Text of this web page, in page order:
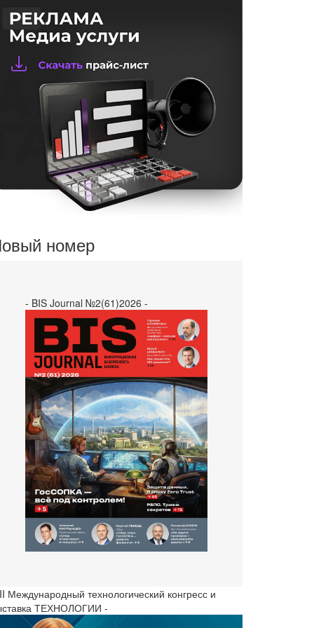
номер
- BIS Journal №2(61)2026 -
Международный технологический конгресс и
ТЕХНОЛОГИИ -